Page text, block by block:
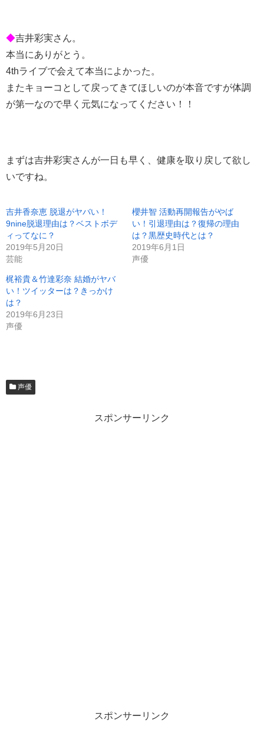
◆吉井彩実さん。
本当にありがとう。
4thライブで会えて本当によかった。
またキョーコとして戻ってきてほしいのが本音ですが体調
が第一なので早く元気になってください！！
まずは吉井彩実さんが一日も早く、健康を取り戻して欲し
いですね。
吉井香奈恵 脱退がヤバい！
9nine脱退理由は？ベストボデ
ィってなに？
2019年5月20日
芸能
櫻井智 活動再開報告がやば
い！引退理由は？復帰の理由
は？黒歴史時代とは？
2019年6月1日
声優
梶裕貴＆竹達彩奈 結婚がヤバ
い！ツイッターは？きっかけ
は？
2019年6月23日
声優
声優
スポンサーリンク
スポンサーリンク